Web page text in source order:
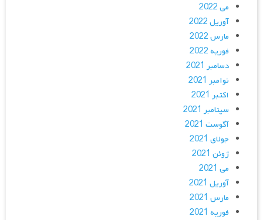
می 2022
آوریل 2022
مارس 2022
فوریه 2022
دسامبر 2021
نوامبر 2021
اکتبر 2021
سپتامبر 2021
آگوست 2021
جولای 2021
ژوئن 2021
می 2021
آوریل 2021
مارس 2021
فوریه 2021